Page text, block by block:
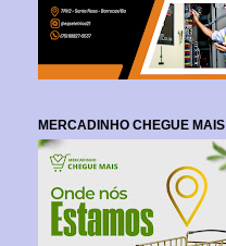
MERCADINHO CHEGUE MAIS